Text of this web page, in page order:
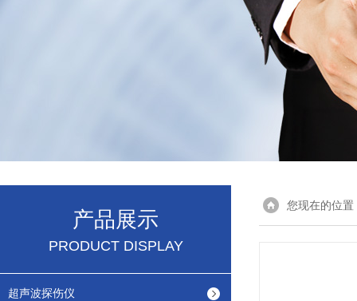
产品展示
PRODUCT DISPLAY
超声波探伤仪
您现在的位置